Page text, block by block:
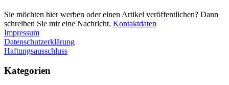
Sie möchten hier werben oder einen Artikel veröffentlichen? Dann
schreiben Sie mir eine Nachricht. Kontaktdaten
Impressum
Datenschutzerklärung
Haftungsausschluss
Kategorien